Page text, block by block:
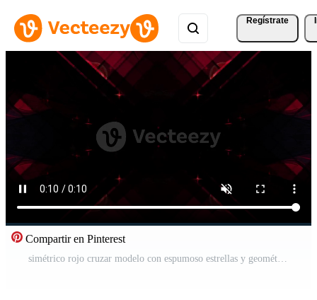
Regístrate
Compartir en Pinterest
simétrico rojo cruzar modelo con espumoso estrellas y geométrico oscuro fronteras para lujo antecedentes Vídeo Pro